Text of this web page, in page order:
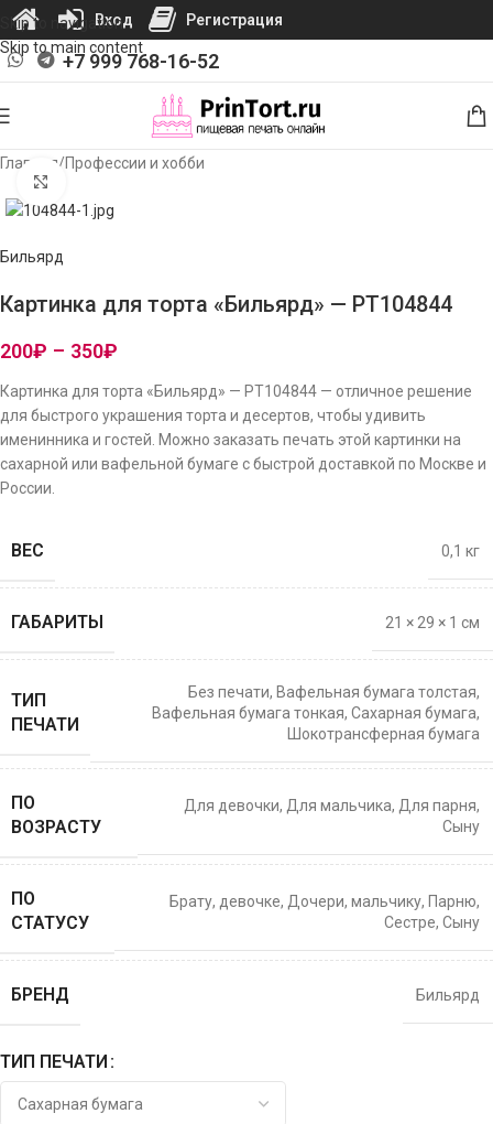
Skip to navigation
Skip to main content
+7 999 768-16-52
Главная/Профессии и хобби
Бильярд
Картинка для торта «Бильярд» — PT104844
200₽ – 350₽
Картинка для торта «Бильярд» — PT104844 — отличное решение
для быстрого украшения торта и десертов, чтобы удивить
именинника и гостей. Можно заказать печать этой картинки на
сахарной или вафельной бумаге с быстрой доставкой по Москве и
России.
ВЕС 0,1 кг
ГАБАРИТЫ 21 × 29 × 1 см
ТИП
ПЕЧАТИ
Без печати, Вафельная бумага толстая,
Вафельная бумага тонкая, Сахарная бумага,
Шокотрансферная бумага
ПО
ВОЗРАСТУ
Для девочки, Для мальчика, Для парня,
Сыну
ПО
СТАТУСУ
Брату, девочке, Дочери, мальчику, Парню,
Сестре, Сыну
БРЕНД Бильярд
ТИП ПЕЧАТИ
Вход Регистрация